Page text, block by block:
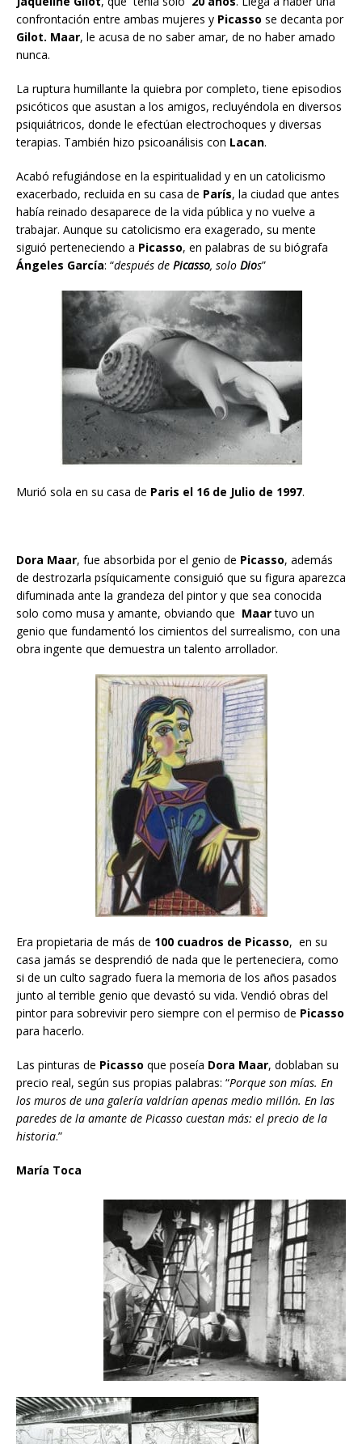
confrontación entre ambas mujeres y Picasso se decanta por
Gilot. Maar, le acusa de no saber amar, de no haber amado
nunca.
La ruptura humillante la quiebra por completo, tiene episodios
psicóticos que asustan a los amigos, recluyéndola en diversos
psiquiátricos, donde le efectúan electrochoques y diversas
terapias. También hizo psicoanálisis con Lacan.
Acabó refugiándose en la espiritualidad y en un catolicismo
exacerbado, recluida en su casa de París, la ciudad que antes
había reinado desaparece de la vida pública y no vuelve a
trabajar. Aunque su catolicismo era exagerado, su mente
siguió perteneciendo a Picasso, en palabras de su biógrafa
Ángeles García: “después de Picasso, solo Dios”
Murió sola en su casa de Paris el 16 de Julio de 1997.
Dora Maar, fue absorbida por el genio de Picasso, además
de destrozarla psíquicamente consiguió que su figura aparezca
difuminada ante la grandeza del pintor y que sea conocida
solo como musa y amante, obviando que Maartuvo un
genio que fundamentó los cimientos del surrealismo, con una
obra ingente que demuestra un talento arrollador.
Era propietaria de más de 100 cuadros de Picasso, en su
casa jamás se desprendió de nada que le perteneciera, como
si de un culto sagrado fuera la memoria de los años pasados
junto al terrible genio que devastó su vida. Vendió obras del
pintor para sobrevivir pero siempre con el permiso de Picasso
para hacerlo.
Las pinturas de Picasso que poseía Dora Maar, doblaban su
precio real, según sus propias palabras: “Porque son mías. En
los muros de una galería valdrían apenas medio millón. En las
paredes de la amante de Picasso cuestan más: el precio de la
historia.”
María Toca